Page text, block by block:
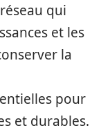
qui
et les
la
pour
et durables.